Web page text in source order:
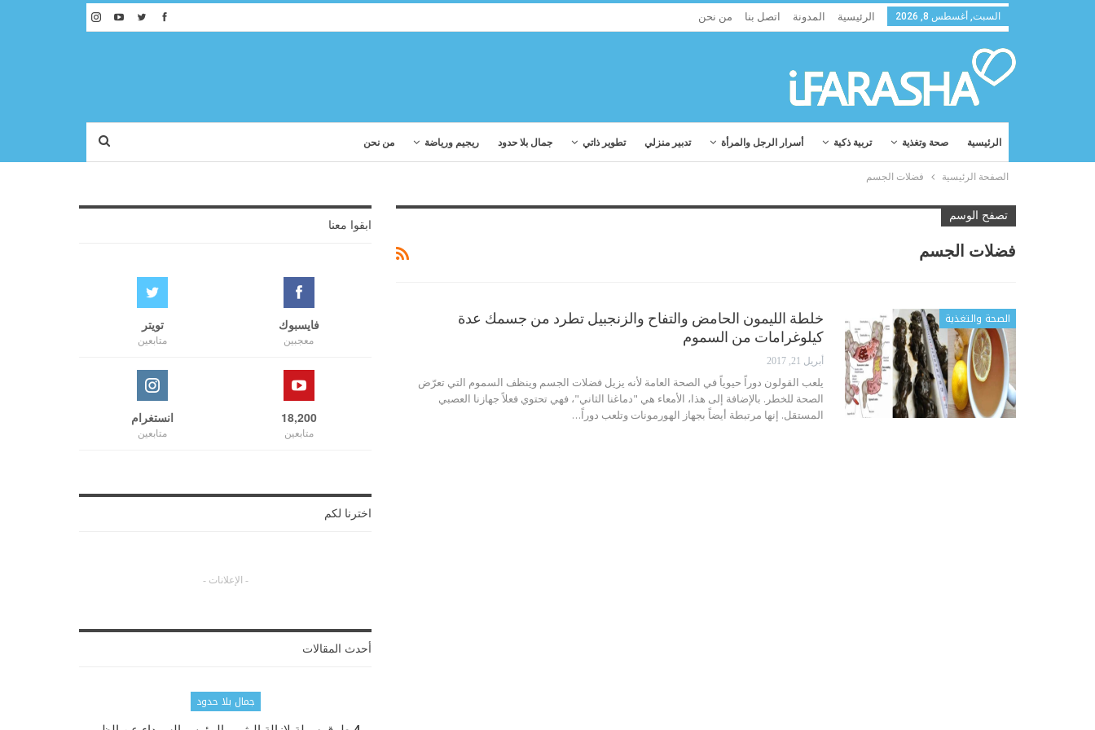
السبت, أغسطس 8, 2026 الرئيسية المدونة اتصل بنا من نحن
الرئيسية صحة وتغذية تربية ذكية أسرار الرجل والمرأة تدبير منزلي تطوير ذاتي جمال بلا حدود ريجيم ورياضة من نحن
الصفحة الرئيسية فضلات الجسم
تصفح الوسم
فضلات الجسم
الصحة والتغذية
خلطة الليمون الحامض والتفاح والزنجبيل تطرد من جسمك عدة
كيلوغرامات من السموم
أبريل 21, 2017
يلعب القولون دوراً حيوياً في الصحة العامة لأنه يزيل فضلات الجسم وينظف السموم التي تعرّض
الصحة للخطر. بالإضافة إلى هذا، الأمعاء هي "دماغنا الثاني"، فهي تحتوي فعلاً جهازنا العصبي
المستقل. إنها مرتبطة أيضاً بجهاز الهورمونات وتلعب دوراً…
ابقوا معنا
فايسبوك
معجبين
تويتر
متابعين
18,200
متابعين
انستغرام
متابعين
اخترنا لكم
- الإعلانات -
أحدث المقالات
جمال بلا حدود